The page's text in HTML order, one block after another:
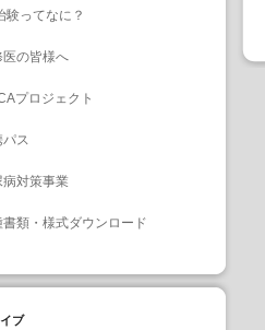
験ってなに？
医の皆様へ
プロジェクト
パス
病対策事業
書類・様式ダウンロード
ブ